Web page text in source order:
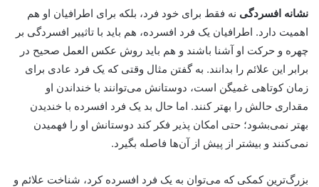
نشانه افسردگی نه فقط برای خود فرد، بلکه برای اطرافیان او هم
اهمیت دارد. اطرافیان یک فرد افسرده، هم باید با تاثییر افسردگی بر
چهره و حرکت او آشنا باشند و هم باید روش عکس العمل صحیح در
برابر این علائم را بدانند. به گفتن مثال وقتی که یک فرد عادی برای
زمان کوتاهی غمیگن است، دوستانش می‌توانند با خنداندن او
مقداری حالش را بهتر کنند. اما حال بد یک فرد افسرده با خندیدن
بهتر نمی‌بشود؛ حتی امکان پذیر فکر کند دوستانش او را فهمیدن
نمی‌کنند و بیشتر از پیش از آن‌ها فاصله بگیرد.
بزرگ‌ترین کمکی که می‌توان به یک فرد افسرده کرد، شناخت علائم و